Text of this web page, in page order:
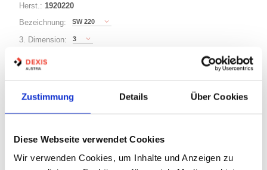
Zustimmung Details Über Cookies
Diese Webseite verwendet Cookies
Wir verwenden Cookies, um Inhalte und Anzeigen zu
Herst.: 1920220
Bezeichnung:
SW 220
3. Dimension: 3
Ø:
63 Varianten
STK